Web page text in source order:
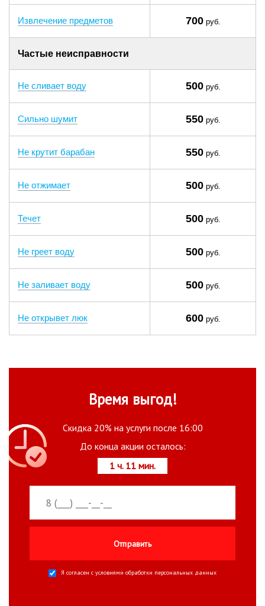
Извлечение предметов 700руб.
Частые неисправности
Не сливает воду 500руб.
Сильно шумит 550руб.
Не крутит барабан 550руб.
Не отжимает 500руб.
Течет 500руб.
Не греет воду 500руб.
Не заливает воду 500руб.
Не открывет люк 600руб.
Время выгод!
Скидка 20% на услуги после 16:00
До конца акции осталось:
1 ч. 11 мин.
Я согласен с условиями обработки персональных данных